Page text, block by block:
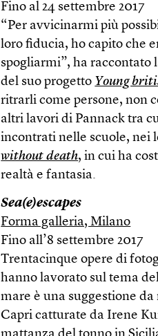
Fino al 24 settembre 2017
“Per avvicinarmi più
loro fiducia, ho capito che
spogliarmi”, ha
del suo progetto Young
ritrarli come persone, non
altri lavori di Pannack tra
incontrati nelle scuole, nei
without death, in cui ha
realtà e fantasia.
Sea(e)escapes
Forma galleria, Milano
Fino all’8 settembre 2017
Trentacinque opere di
hanno lavorato sul tema
mare è una suggestione
Capri catturate da Irene